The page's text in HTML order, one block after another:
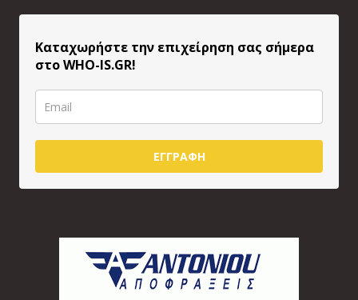
Καταχωρήστε την επιχείρηση σας σήμερα
στο WHO-IS.GR!
ΕΓΓΡΑΦΗ